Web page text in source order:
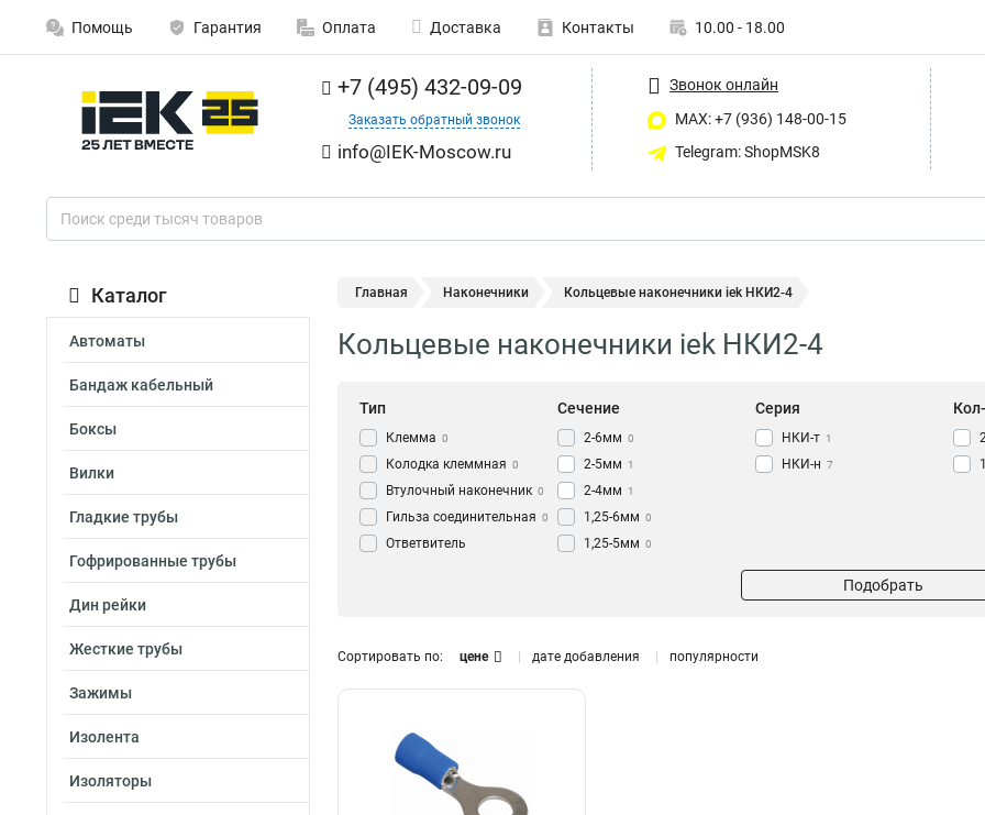
Помощь Гарантия Оплата Доставка Контакты 10.00 - 18.00
+7 (495) 432-09-09
Заказать обратный звонок
info@IEK-Moscow.ru
Звонок онлайн
MAX: +7 (936) 148-00-15
Telegram: ShopMSK8
Каталог
Автоматы
Бандаж кабельный
Боксы
Вилки
Гладкие трубы
Гофрированные трубы
Дин рейки
Жесткие трубы
Зажимы
Изолента
Изоляторы
Главная Наконечники Кольцевые наконечники iek НКИ2-4
Кольцевые наконечники iek НКИ2-4
Тип
Клемма 0
Колодка клеммная 0
Втулочный наконечник 0
Гильза соединительная 0
Ответвитель
(орех)
Контактный зажим для
Зажим анкерный
Аксессуар для клемм
Наконечник кольцо
Сечение
2-6мм 0
2-5мм 1
2-4мм 1
1,25-6мм 0
1,25-5мм 0
5,5-6мм
Серия
НКИ-т 1
НКИ-н 7
Подобрать
Сортировать по: цене дате добавления популярности